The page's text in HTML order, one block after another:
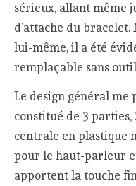
sérieux, allant même
d’attache du
lui-même, il a été
remplaçable sans
Le design général me
constitué de 3
centrale en plastique
pour le haut-parleur
apportent la touche